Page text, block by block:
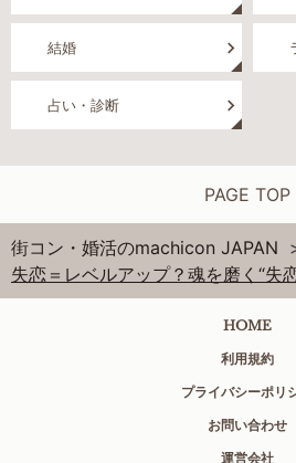
結婚
占い・診断
PAGE TOP
街コン・婚活のmachicon JAPAN
失恋＝レベルアップ？魂を磨く“失
HOME
利用規約
プライバシーポリ
お問い合わせ
運営会社